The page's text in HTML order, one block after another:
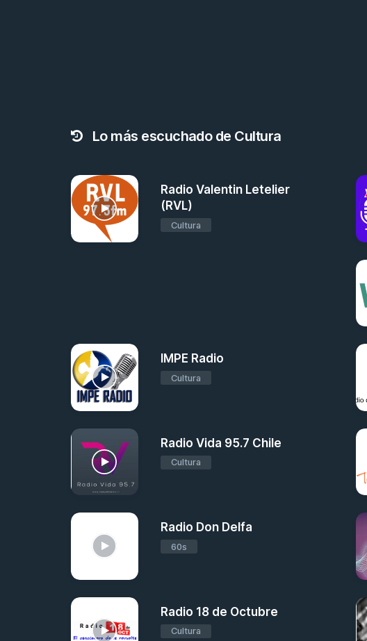
Lo más escuchado de Cultura
Radio Valentin Letelier
(RVL)
Cultura
IMPE Radio
Cultura
Radio Vida 95.7 Chile
Cultura
Radio Don Delfa
60s
Radio 18 de Octubre
Cultura